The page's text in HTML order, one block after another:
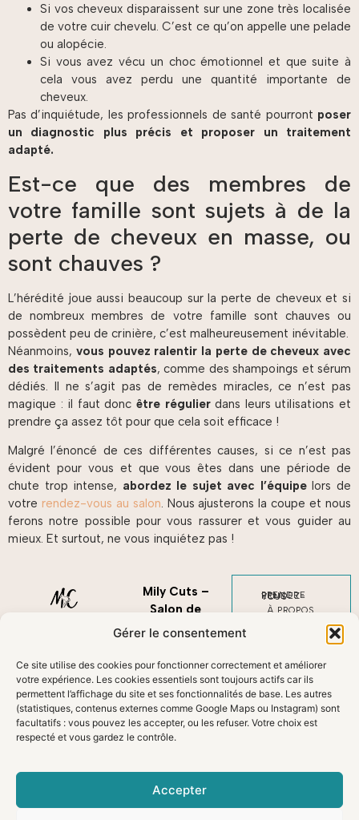
Gérer le consentement
Ce site utilise des cookies pour fonctionner correctement et améliorer
votre expérience. Les cookies essentiels sont toujours actifs car ils
permettent l’affichage du site et ses fonctionnalités de base. Les autres
(statistiques, contenus externes comme Google Maps ou Instagram) sont
facultatifs : vous pouvez les accepter, ou les refuser. Votre choix est
respecté et vous gardez le contrôle.
Accepter
Si vos cheveux disparaissent sur une zone très localisée
de votre cuir chevelu. C’est ce qu’on appelle une pelade
ou alopécie.
Si vous avez vécu un choc émotionnel et que suite à
cela vous avez perdu une quantité importante de
cheveux.
Pas d’inquiétude, les professionnels de santé pourront poser
un diagnostic plus précis et proposer un traitement
adapté.
Est-ce que des membres de
votre famille sont sujets à de la
perte de cheveux en masse, ou
sont chauves ?
L’hérédité joue aussi beaucoup sur la perte de cheveux et si
de nombreux membres de votre famille sont chauves ou
possèdent peu de crinière, c’est malheureusement inévitable.
Néanmoins, vous pouvez ralentir la perte de cheveux avec
des traitements adaptés, comme des shampoings et sérum
dédiés. Il ne s’agit pas de remèdes miracles, ce n’est pas
magique : il faut donc être régulierdans leurs utilisations et
prendre ça assez tôt pour que cela soit efficace !
Malgré l’énoncé de ces différentes causes, si ce n’est pas
évident pour vous et que vous êtes dans une période de
chute trop intense, abordez le sujet avec l’équipelors de
votre rendez-vous au salon. Nous ajusterons la coupe et nous
ferons notre possible pour vous rassurer et vous guider au
mieux. Et surtout, ne vous inquiétez pas !
Mily Cuts –
Salon de
coiffure
Viguerie,
Toulouse
Du mardi au
samedi de 10h à
19h
PRENDRE RENDEZ-VOUS
À PROPOS
COOKIES